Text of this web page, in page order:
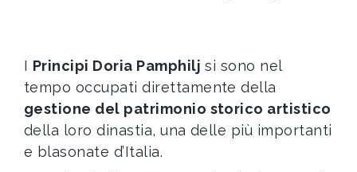
I Principi Doria Pamphilj si sono nel
tempo occupati direttamente della
gestione del patrimonio storico artistico
della loro dinastia, una delle più importanti
e blasonate d’Italia.